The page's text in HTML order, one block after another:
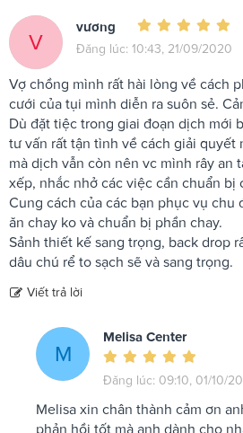
V
vương
Đăng lúc: 10:43, 21/09/2020
Vợ chồng mình rất hài lòng về cách
cưới của tụi mình diễn ra suôn sẻ.
Dù đặt tiệc trong giai đoạn dịch mới
tư vấn rất tận tình về cách giải quyết
mà dịch vẫn còn nên vc mình rây an
xếp, nhắc nhở các việc cần chuẩn bị
Cung cách của các bạn phục vụ chu
ăn chay ko và chuẩn bị phần chay.
Sảnh thiết kế sang trọng, back drop
dâu chú rể to sạch sẽ và sang trọng.
Viết trả lời
M
Melisa Center
Đăng lúc: 09:10, 01/10/
Melisa xin chân thành cảm ơn
phản hồi tốt mà anh dành cho